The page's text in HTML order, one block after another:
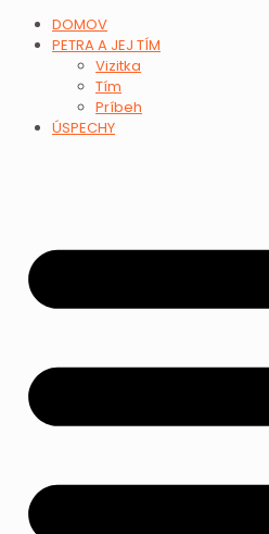
DOMOV
PETRA A JEJ TÍM
Vizitka
Tím
Príbeh
ÚSPECHY